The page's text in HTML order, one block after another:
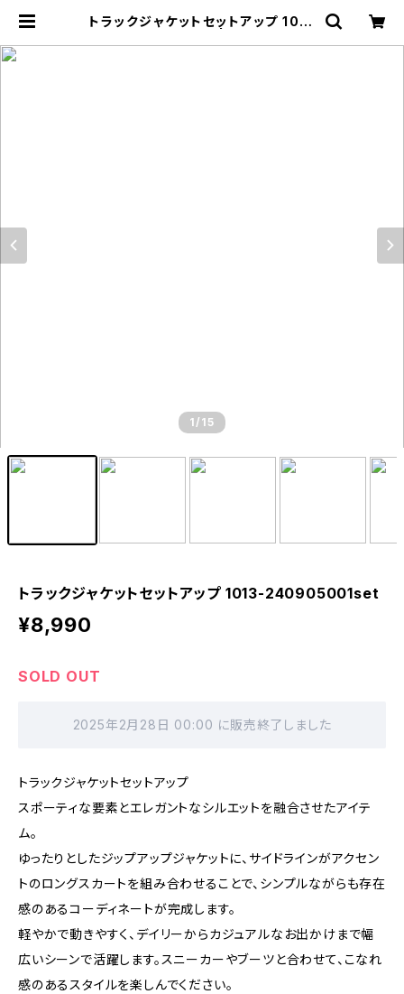
トラックジャケットセットアップ 1013
ップコード）｜韓国ファッション通販
1 /15
トラックジャケットセットアップ 1013-240905001set
¥8,990
SOLD OUT
2025年2月28日 00:00 に販売終了しました
トラックジャケットセットアップ
スポーティな要素とエレガントなシルエットを融合させたアイテ
ム。
ゆったりとしたジップアップジャケットに、サイドラインがアクセン
トのロングスカートを組み合わせることで、シンプルながらも存在
感のあるコーディネートが完成します。
軽やかで動きやすく、デイリーからカジュアルなお出かけまで幅
広いシーンで活躍します。スニーカーやブーツと合わせて、こなれ
感のあるスタイルを楽しんでください。